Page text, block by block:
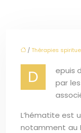
/Thérapies
D
epuis
par
L’hématite est
notamment au